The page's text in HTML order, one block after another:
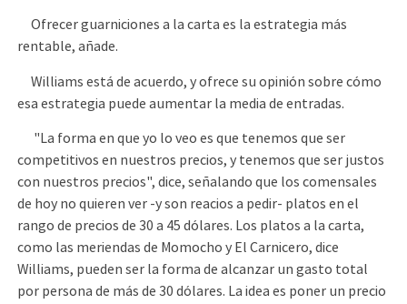
Ofrecer guarniciones a la carta es la estrategia más
rentable, añade.
Williams está de acuerdo, y ofrece su opinión sobre cómo
esa estrategia puede aumentar la media de entradas.
"La forma en que yo lo veo es que tenemos que ser
competitivos en nuestros precios, y tenemos que ser justos
con nuestros precios", dice, señalando que los comensales
de hoy no quieren ver -y son reacios a pedir- platos en el
rango de precios de 30 a 45 dólares. Los platos a la carta,
como las meriendas de Momocho y El Carnicero, dice
Williams, pueden ser la forma de alcanzar un gasto total
por persona de más de 30 dólares. La idea es poner un precio